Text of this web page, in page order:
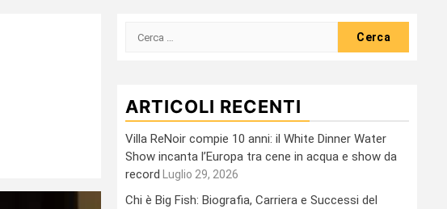
Ricerca
ARTICOLI RECENTI
Villa ReNoir compie 10 anni: il White Dinner Water
Show incanta l’Europa tra cene in acqua e show da
record
Luglio 29, 2026
Chi è Big Fish: Biografia, Carriera e Successi del